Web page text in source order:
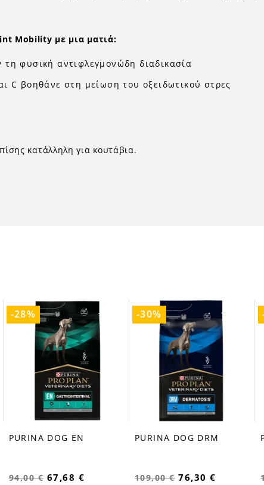
Mobility με μια ματιά:
φυσική αντιφλεγμονώδη διαδικασία
C βοηθάνε στη μείωση του οξειδωτικού στρες
κατάλληλη για κουτάβια.
favorite_border
PURINA DOG EN
94,00 € 67,68 €
-28%
favorite_border
PURINA DOG DRM
109,00 € 76,30 €
-30%